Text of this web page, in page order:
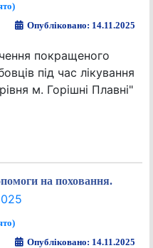
Опубліковано: 14.11.2025
покращеного
під час лікування
м. Горішні Плавні"
на поховання.
Опубліковано: 14.11.2025